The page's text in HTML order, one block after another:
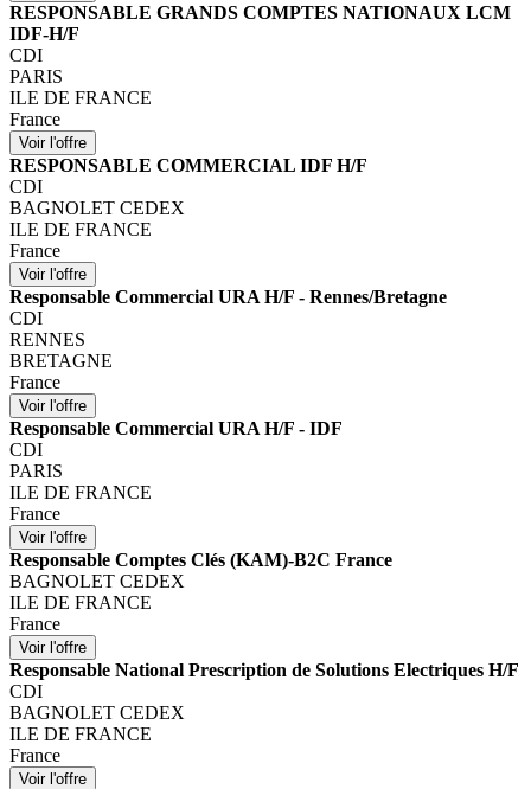
RESPONSABLE GRANDS COMPTES NATIONAUX LCM
IDF-H/F
CDI
PARIS
ILE DE FRANCE
France
RESPONSABLE COMMERCIAL IDF H/F
CDI
BAGNOLET CEDEX
ILE DE FRANCE
France
Responsable Commercial URA H/F - Rennes/Bretagne
CDI
RENNES
BRETAGNE
France
Responsable Commercial URA H/F - IDF
CDI
PARIS
ILE DE FRANCE
France
Responsable Comptes Clés (KAM)-B2C France
BAGNOLET CEDEX
ILE DE FRANCE
France
Responsable National Prescription de Solutions Electriques H/F
CDI
BAGNOLET CEDEX
ILE DE FRANCE
France